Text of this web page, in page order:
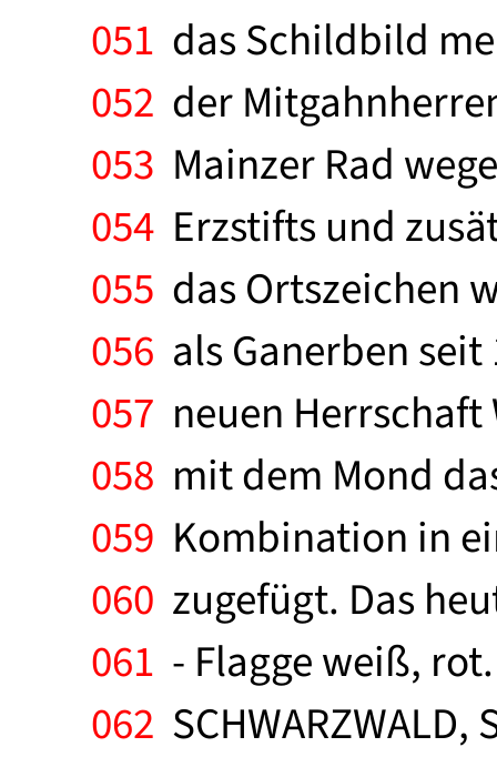
051 das Schildbild
052 der
053 Mainzer Rad
054 Erzstifts und
055 das Ortszeichen
056 als Ganerben
057 neuen
058 mit dem Mond
059 Kombination in
060 zugefügt. Das
061 - Flagge weiß,
062